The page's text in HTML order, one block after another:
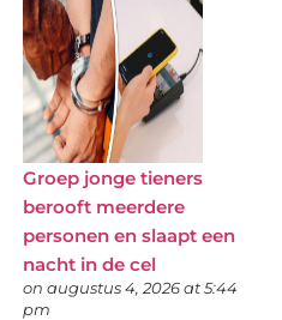
Groep jonge tieners
berooft meerdere
personen en slaapt een
nacht in de cel
on augustus 4, 2026 at 5:44
pm